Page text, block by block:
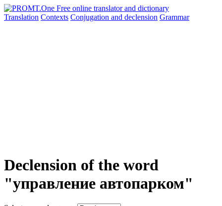
Translation Contexts Conjugation and declension Grammar
Declension of the word
"управление автопарком"